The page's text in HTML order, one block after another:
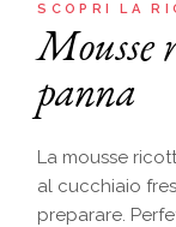
SCOPRI LA
Mousse
panna
La mousse
al cucchiaio
preparare.